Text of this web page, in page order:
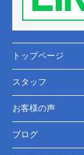
トップページ
スタッフ
お客様の声
ブログ